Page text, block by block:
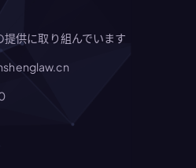
供に取り組んでいます